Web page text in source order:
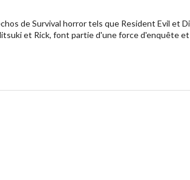
de Survival horror tels que Resident Evil et
et Rick, font partie d'une force d'enquête